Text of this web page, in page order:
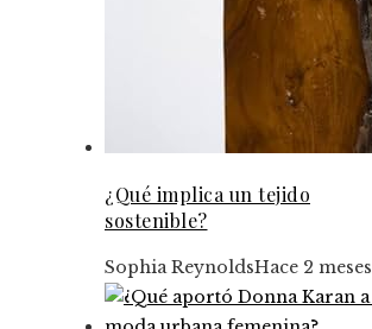
¿Qué implica un tejido
sostenible?
Sophia ReynoldsHace 2 meses